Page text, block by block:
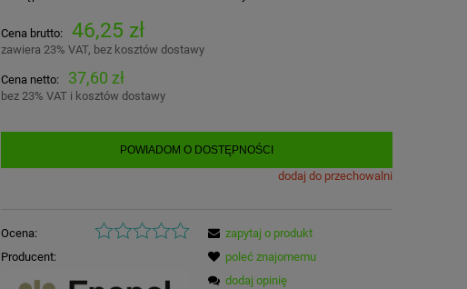
Cena brutto: 46,25 zł
zawiera 23% VAT, bez kosztów dostawy
Cena netto: 37,60 zł
bez 23% VAT i kosztów dostawy
POWIADOM O DOSTĘPNOŚCI
dodaj do przechowalni
Ocena:
Producent:
zapytaj o produkt
poleć znajomemu
dodaj opinię